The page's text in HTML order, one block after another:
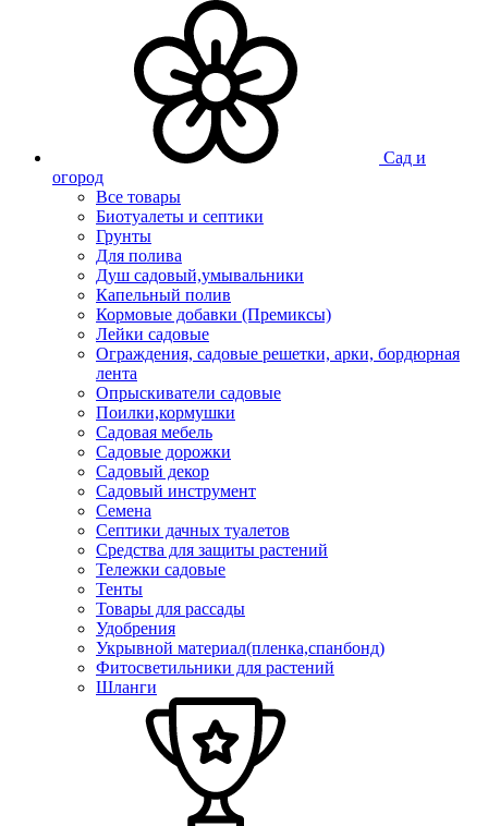
Сад и
огород
Все товары
Биотуалеты и септики
Грунты
Для полива
Душ садовый,умывальники
Капельный полив
Кормовые добавки (Премиксы)
Лейки садовые
Ограждения, садовые решетки, арки, бордюрная
лента
Опрыскиватели садовые
Поилки,кормушки
Садовая мебель
Садовые дорожки
Садовый декор
Садовый инструмент
Семена
Септики дачных туалетов
Средства для защиты растений
Тележки садовые
Тенты
Товары для рассады
Удобрения
Укрывной материал(пленка,спанбонд)
Фитосветильники для растений
Шланги